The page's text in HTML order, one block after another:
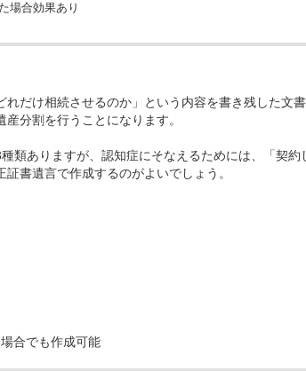
場合効果あり
だけ相続させるのか」という内容を書き残した文
分割を行うことになります。
類ありますが、認知症にそなえるためには、「契約
書遺言で作成するのがよいでしょう。
合でも作成可能